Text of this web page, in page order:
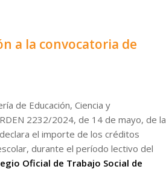
a la convocatoria de
de Educación, Ciencia y
2232/2024, de 14 de mayo, de la
el importe de los créditos
durante el período lectivo del
Oficial de Trabajo Social de